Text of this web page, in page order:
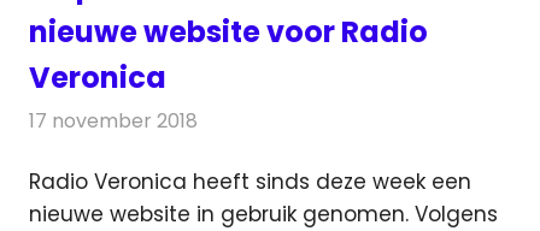
nieuwe website voor Radio
Veronica
17 november 2018
Radio Veronica heeft sinds deze week een
nieuwe website in gebruik genomen. Volgens